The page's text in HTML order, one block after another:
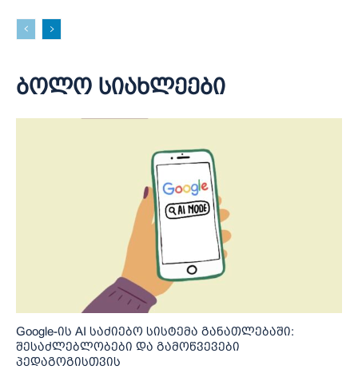
ბოლო სიახლეები
Google-ის AI საძიებო სისტემა განათლებაში:
შესაძლებლობები და გამოწვევები
პედაგოგისთვის